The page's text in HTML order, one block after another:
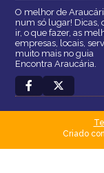
O melhor de
num só lugar! Dicas,
ir, o que fazer, as
empresas, locais,
muito mais no guia
Encontra Araucária.
Criado